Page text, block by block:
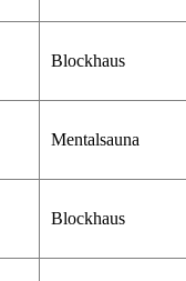
Blockhaus
Mentalsauna
Blockhaus